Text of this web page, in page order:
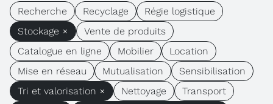
Recherche Recyclage
Régie logistique
Stockage ×
Vente de produits
Catalogue en ligne
Mobilier
Location
Mise en réseau
Mutualisation
Sensibilisation
Tri et valorisation ×
Nettoyage Transport